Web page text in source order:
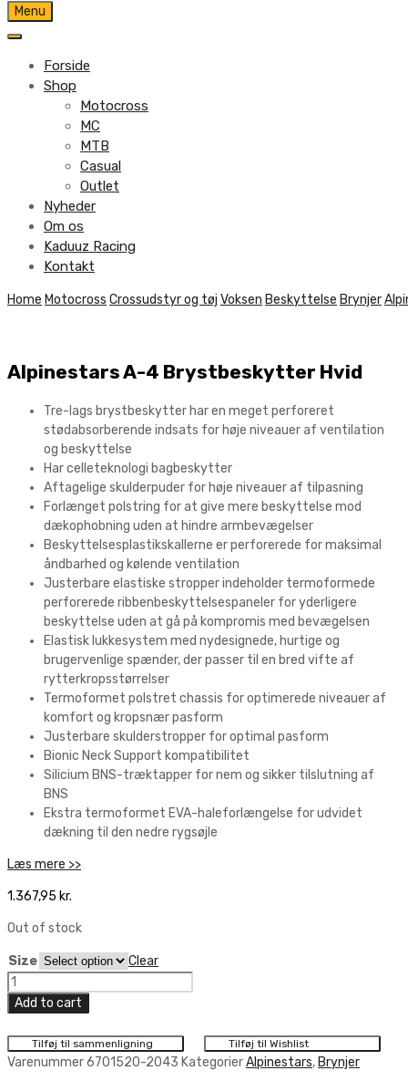
Menu
Forside
Shop
Motocross
MC
MTB
Casual
Outlet
Nyheder
Om os
Kaduuz Racing
Kontakt
Skip
Home Motocross Crossudstyr og tøj Voksen Beskyttelse Brynjer
Alpinestars A-4 Brystbeskytter Hvid
Tre-lags brystbeskytter har en meget perforeret
stødabsorberende indsats for høje niveauer af ventilation
og beskyttelse
Har celleteknologi bagbeskytter
Aftagelige skulderpuder for høje niveauer af tilpasning
Forlænget polstring for at give mere beskyttelse mod
dækophobning uden at hindre armbevægelser
Beskyttelsesplastikskallerne er perforerede for maksimal
åndbarhed og kølende ventilation
Justerbare elastiske stropper indeholder termoformede
perforerede ribbenbeskyttelsespaneler for yderligere
beskyttelse uden at gå på kompromis med bevægelsen
Elastisk lukkesystem med nydesignede, hurtige og
brugervenlige spænder, der passer til en bred vifte af
rytterkropsstørrelser
Termoformet polstret chassis for optimerede niveauer af
komfort og kropsnær pasform
Justerbare skulderstropper for optimal pasform
Bionic Neck Support kompatibilitet
Silicium BNS-træktapper for nem og sikker tilslutning af
BNS
Ekstra termoformet EVA-haleforlængelse for udvidet
dækning til den nedre rygsøjle
Læs mere >>
1.367,95 kr.
Out of stock
Size
Clear
Alpinestars
A-
4
Brystbeskytter
Hvid
Add to cart
Tilføj til sammenligning Tilføj til Wishlist
Varenummer6701520-2043 KategorierAlpinestars, Brynjer